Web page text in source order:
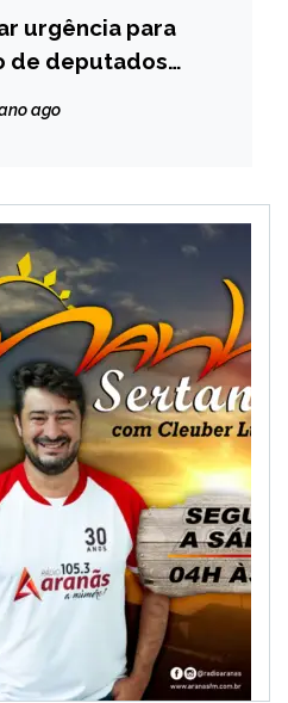
urgência para
de deputados
ago